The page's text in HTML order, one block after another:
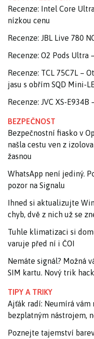
Recenze: Intel Core
nízkou cenu
Recenze: JBL Live 780
Recenze: O2 Pods Ultra
Recenze: TCL 75C7L –
jasu s obřím SQD Mini-
Recenze: JVC XS-
BEZPEČNOST
Bezpečnostní fiasko v
našla cestu ven z
žasnou
WhatsApp není jediný.
pozor na Signalu
Ihned si aktualizujte
chyb, dvě z nich už se
Tuhle klimatizaci si
varuje před ní i ČOI
Nemáte signál? Možná
SIM kartu. Nový trik
TIPY A TRIKY
Ajťák radí: Neumírá
bezplatným nástrojem,
Poznejte tajemství